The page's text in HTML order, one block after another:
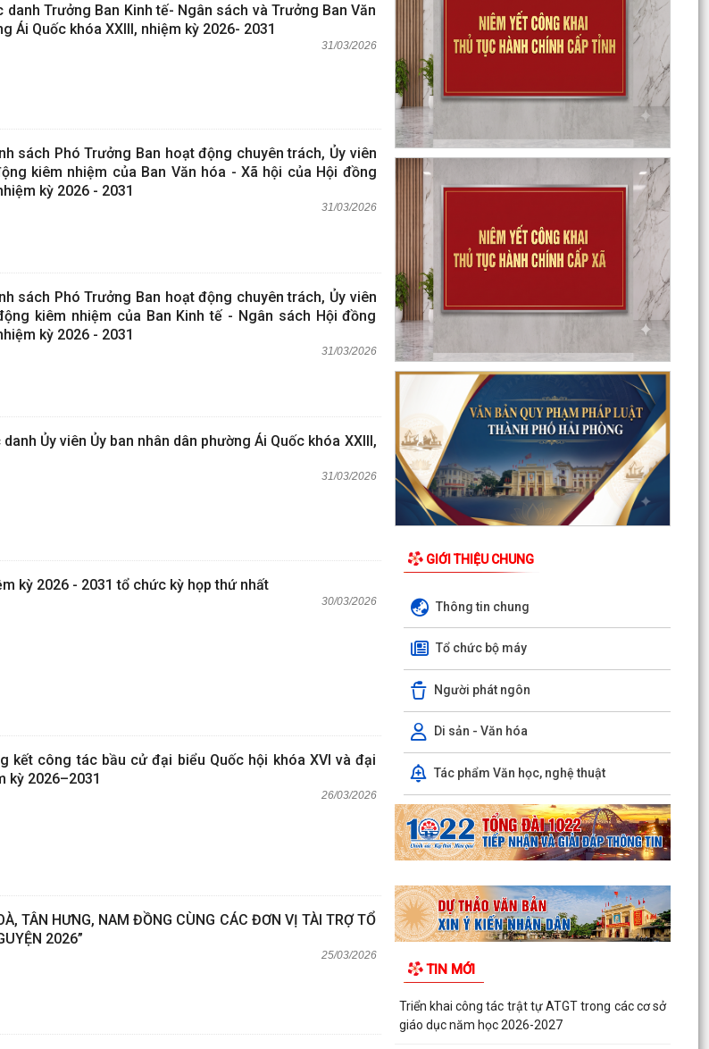
Trưởng Ban Kinh tế- Ngân sách và Trưởng Ban Văn
Ái Quốc khóa XXIII, nhiệm kỳ 2026- 2031
31/03/2026
sách Phó Trưởng Ban hoạt động chuyên trách, Ủy viên
kiêm nhiệm của Ban Văn hóa - Xã hội của Hội đồng
kỳ 2026 - 2031
31/03/2026
sách Phó Trưởng Ban hoạt động chuyên trách, Ủy viên
kiêm nhiệm của Ban Kinh tế - Ngân sách Hội đồng
kỳ 2026 - 2031
31/03/2026
Ủy viên Ủy ban nhân dân phường Ái Quốc khóa XXIII,
31/03/2026
kỳ 2026 - 2031 tổ chức kỳ họp thứ nhất
30/03/2026
kết công tác bầu cử đại biểu Quốc hội khóa XVI và đại
kỳ 2026–2031
26/03/2026
TÂN HƯNG, NAM ĐỒNG CÙNG CÁC ĐƠN VỊ TÀI TRỢ TỔ
2026”
25/03/2026
GIỚI THIỆU CHUNG
Thông tin chung
Tổ chức bộ máy
Người phát ngôn
Di sản - Văn hóa
Tác phẩm Văn học, nghệ thuật
TIN MỚI
Triển khai công tác trật tự ATGT trong các cơ sở
giáo dục năm học 2026-2027